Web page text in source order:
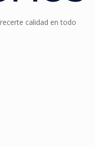
calidad en todo